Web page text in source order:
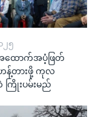
၂၅
ထောက်အပံ့ဖြတ်
န့်တားဖို့ ကုလ
ြိုးပမ်းမည်